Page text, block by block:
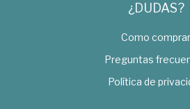
¿DUDAS?
Como comprar
Preguntas
Política de